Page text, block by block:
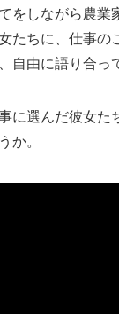
をしながら農業
たちに、仕事の
自由に語り合っ
に選んだ彼女た
か。